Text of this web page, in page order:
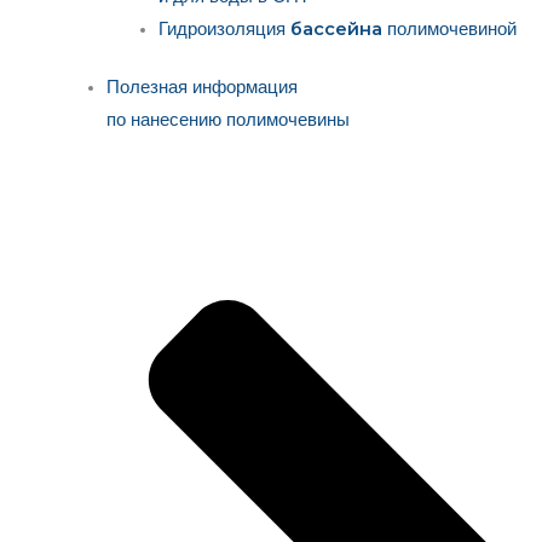
Гидроизоляция бассейна полимочевиной
Полезная информация
по нанесению полимочевины